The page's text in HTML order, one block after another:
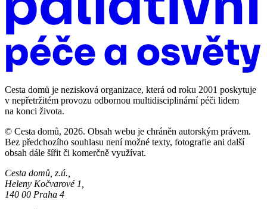
Cesta domů je nezisková organizace, která od roku 2001 poskytuje
v nepřetržitém provozu odbornou multidisciplinární péči lidem
na konci života.
© Cesta domů, 2026. Obsah webu je chráněn autorským právem.
Bez předchozího souhlasu není možné texty, fotografie ani další
obsah dále šířit či komerčně využívat.
Cesta domů, z.ú.,
Heleny Kočvarové 1,
140 00 Praha 4